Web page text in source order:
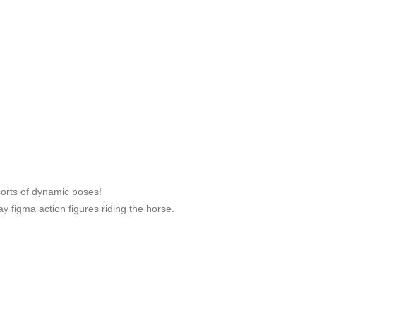
of dynamic poses!
figma action figures riding the horse.